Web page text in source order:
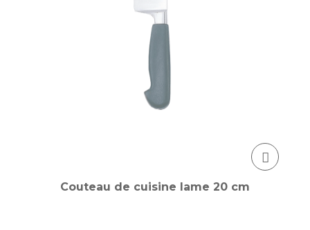
Couteau de cuisine lame 20 cm